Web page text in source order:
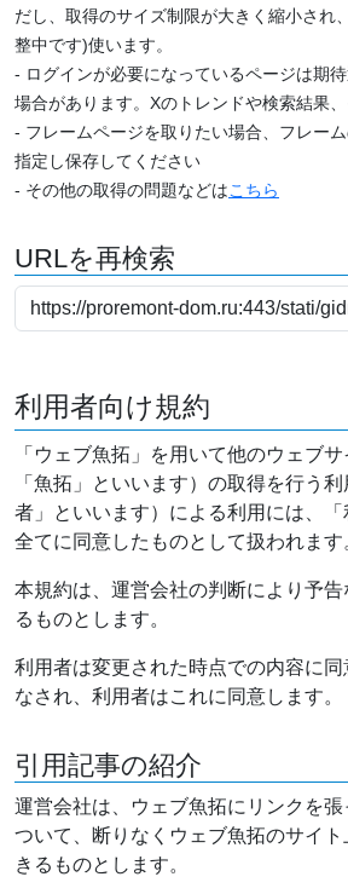
だし、取得のサイズ制限が大きく縮小され
整中です)使います。
- ログインが必要になっているページは期
場合があります。Xのトレンドや検索結果、
- フレームページを取りたい場合、フレー
指定し保存してください
- その他の取得の問題などはこちら
URLを再検索
利用者向け規約
「ウェブ魚拓」を用いて他のウェブサ
「魚拓」といいます）の取得を行う
者」といいます）による利用には、
全てに同意したものとして扱われます
本規約は、運営会社の判断により予
るものとします。
利用者は変更された時点での内容に
なされ、利用者はこれに同意します。
引用記事の紹介
運営会社は、ウェブ魚拓にリンクを
ついて、断りなくウェブ魚拓のサイ
きるものとします。